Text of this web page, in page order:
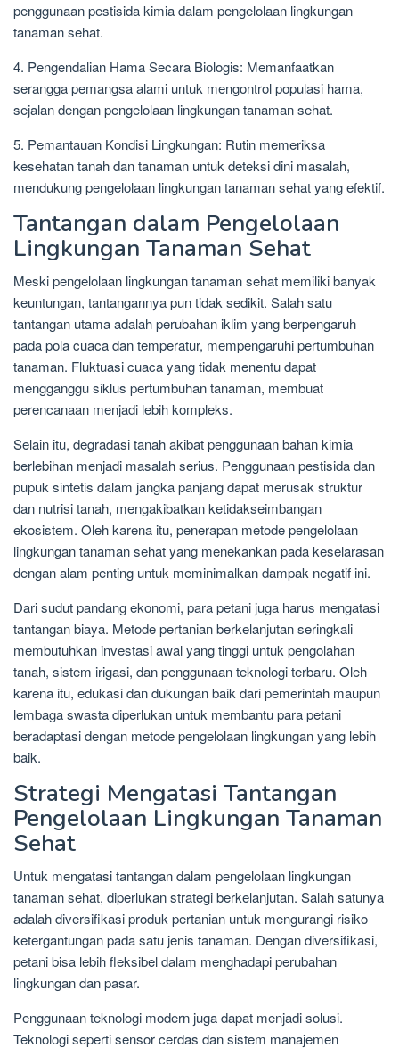
penggunaan pestisida kimia dalam pengelolaan lingkungan
tanaman sehat.
4. Pengendalian Hama Secara Biologis: Memanfaatkan
serangga pemangsa alami untuk mengontrol populasi hama,
sejalan dengan pengelolaan lingkungan tanaman sehat.
5. Pemantauan Kondisi Lingkungan: Rutin memeriksa
kesehatan tanah dan tanaman untuk deteksi dini masalah,
mendukung pengelolaan lingkungan tanaman sehat yang efektif.
Tantangan dalam Pengelolaan
Lingkungan Tanaman Sehat
Meski pengelolaan lingkungan tanaman sehat memiliki banyak
keuntungan, tantangannya pun tidak sedikit. Salah satu
tantangan utama adalah perubahan iklim yang berpengaruh
pada pola cuaca dan temperatur, mempengaruhi pertumbuhan
tanaman. Fluktuasi cuaca yang tidak menentu dapat
mengganggu siklus pertumbuhan tanaman, membuat
perencanaan menjadi lebih kompleks.
Selain itu, degradasi tanah akibat penggunaan bahan kimia
berlebihan menjadi masalah serius. Penggunaan pestisida dan
pupuk sintetis dalam jangka panjang dapat merusak struktur
dan nutrisi tanah, mengakibatkan ketidakseimbangan
ekosistem. Oleh karena itu, penerapan metode pengelolaan
lingkungan tanaman sehat yang menekankan pada keselarasan
dengan alam penting untuk meminimalkan dampak negatif ini.
Dari sudut pandang ekonomi, para petani juga harus mengatasi
tantangan biaya. Metode pertanian berkelanjutan seringkali
membutuhkan investasi awal yang tinggi untuk pengolahan
tanah, sistem irigasi, dan penggunaan teknologi terbaru. Oleh
karena itu, edukasi dan dukungan baik dari pemerintah maupun
lembaga swasta diperlukan untuk membantu para petani
beradaptasi dengan metode pengelolaan lingkungan yang lebih
baik.
Strategi Mengatasi Tantangan
Pengelolaan Lingkungan Tanaman
Sehat
Untuk mengatasi tantangan dalam pengelolaan lingkungan
tanaman sehat, diperlukan strategi berkelanjutan. Salah satunya
adalah diversifikasi produk pertanian untuk mengurangi risiko
ketergantungan pada satu jenis tanaman. Dengan diversifikasi,
petani bisa lebih fleksibel dalam menghadapi perubahan
lingkungan dan pasar.
Penggunaan teknologi modern juga dapat menjadi solusi.
Teknologi seperti sensor cerdas dan sistem manajemen